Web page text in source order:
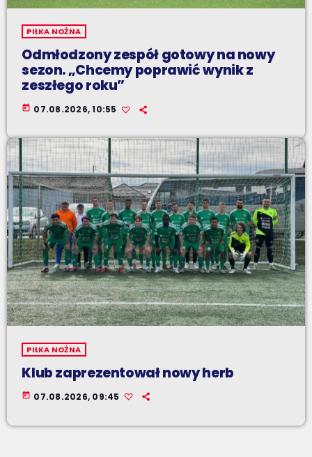
PIŁKA NOŻNA
Odmłodzony zespół gotowy na nowy
sezon. „Chcemy poprawić wynik z
zeszłego roku”
today 07.08.2026, 10:55
PIŁKA NOŻNA
Klub zaprezentował nowy herb
today 07.08.2026, 09:45